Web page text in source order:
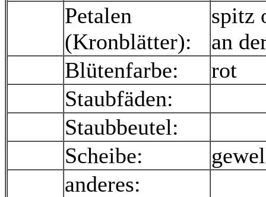
Petalen
(Kronblätter):
spitz
an
Blütenfarbe:
rot
Staubfäden:
Staubbeutel:
Scheibe:
anderes: